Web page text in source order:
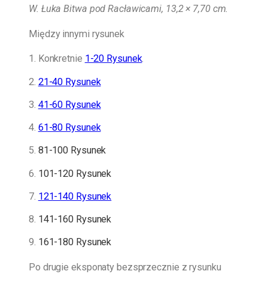
W. Łuka Bitwa pod Racławicami, 13,2 × 7,70 cm.
Między innymi rysunek
1. Konkretnie 1-20 Rysunek.
2. 21-40 Rysunek
3. 41-60 Rysunek
4. 61-80 Rysunek
5. 81-100 Rysunek
6. 101-120 Rysunek
7. 121-140 Rysunek
8. 141-160 Rysunek
9. 161-180 Rysunek
Po drugie eksponaty bezsprzecznie z rysunku